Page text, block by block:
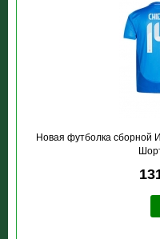
Новая футболка сборной